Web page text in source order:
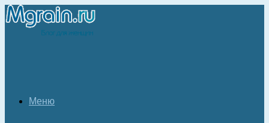
Меню